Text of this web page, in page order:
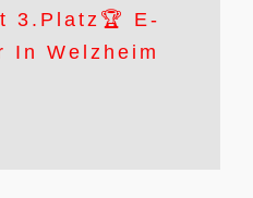
3.Platz🏆 E-
In Welzheim